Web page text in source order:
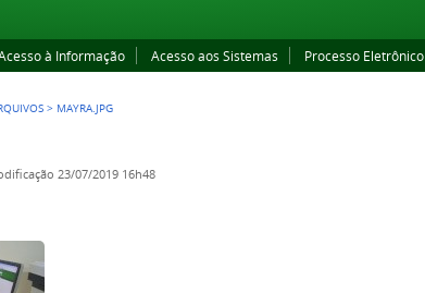
à Informação Acesso aos Sistemas Processo Eletrônico
> MAYRA.JPG
23/07/2019 16h48